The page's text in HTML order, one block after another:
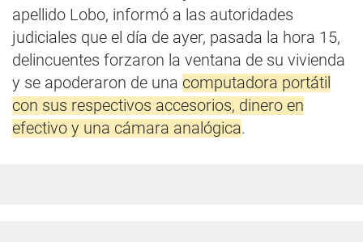
apellido Lobo, informó a las autoridades
judiciales que el día de ayer, pasada la hora 15,
delincuentes forzaron la ventana de su vivienda
y se apoderaron de una computadora portátil
con sus respectivos accesorios, dinero en
efectivo y una cámara analógica.